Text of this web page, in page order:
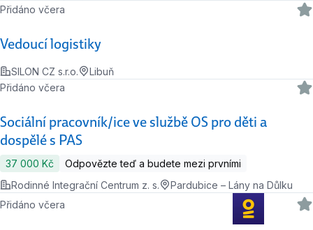
Vedoucí logistiky
Přidáno včera
SILON CZ s.r.o. Libuň
Sociální pracovník/ice ve službě OS pro děti a
dospělé s PAS
Přidáno včera
37 000 Kč
Odpovězte teď a budete mezi prvními
Rodinné Integrační Centrum z. s.
Pardubice – Lány na Důlku
Přidáno včera